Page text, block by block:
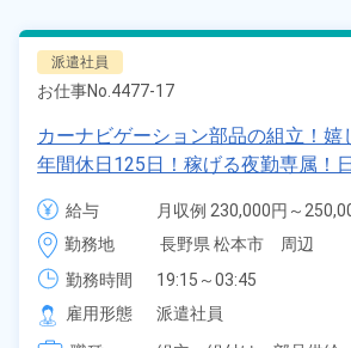
派遣社員
お仕事No. 4477-17
カーナビゲーション部品の組立！
年間休日125日！稼げる夜勤専属！
登用制度あり！マイカー通勤OK！《
給与
月収例 230,000円～
時給 1,230円～1,230円
勤務地
長野県 松本市　周辺
勤務時間
19:15～03:45
雇用形態
派遣社員